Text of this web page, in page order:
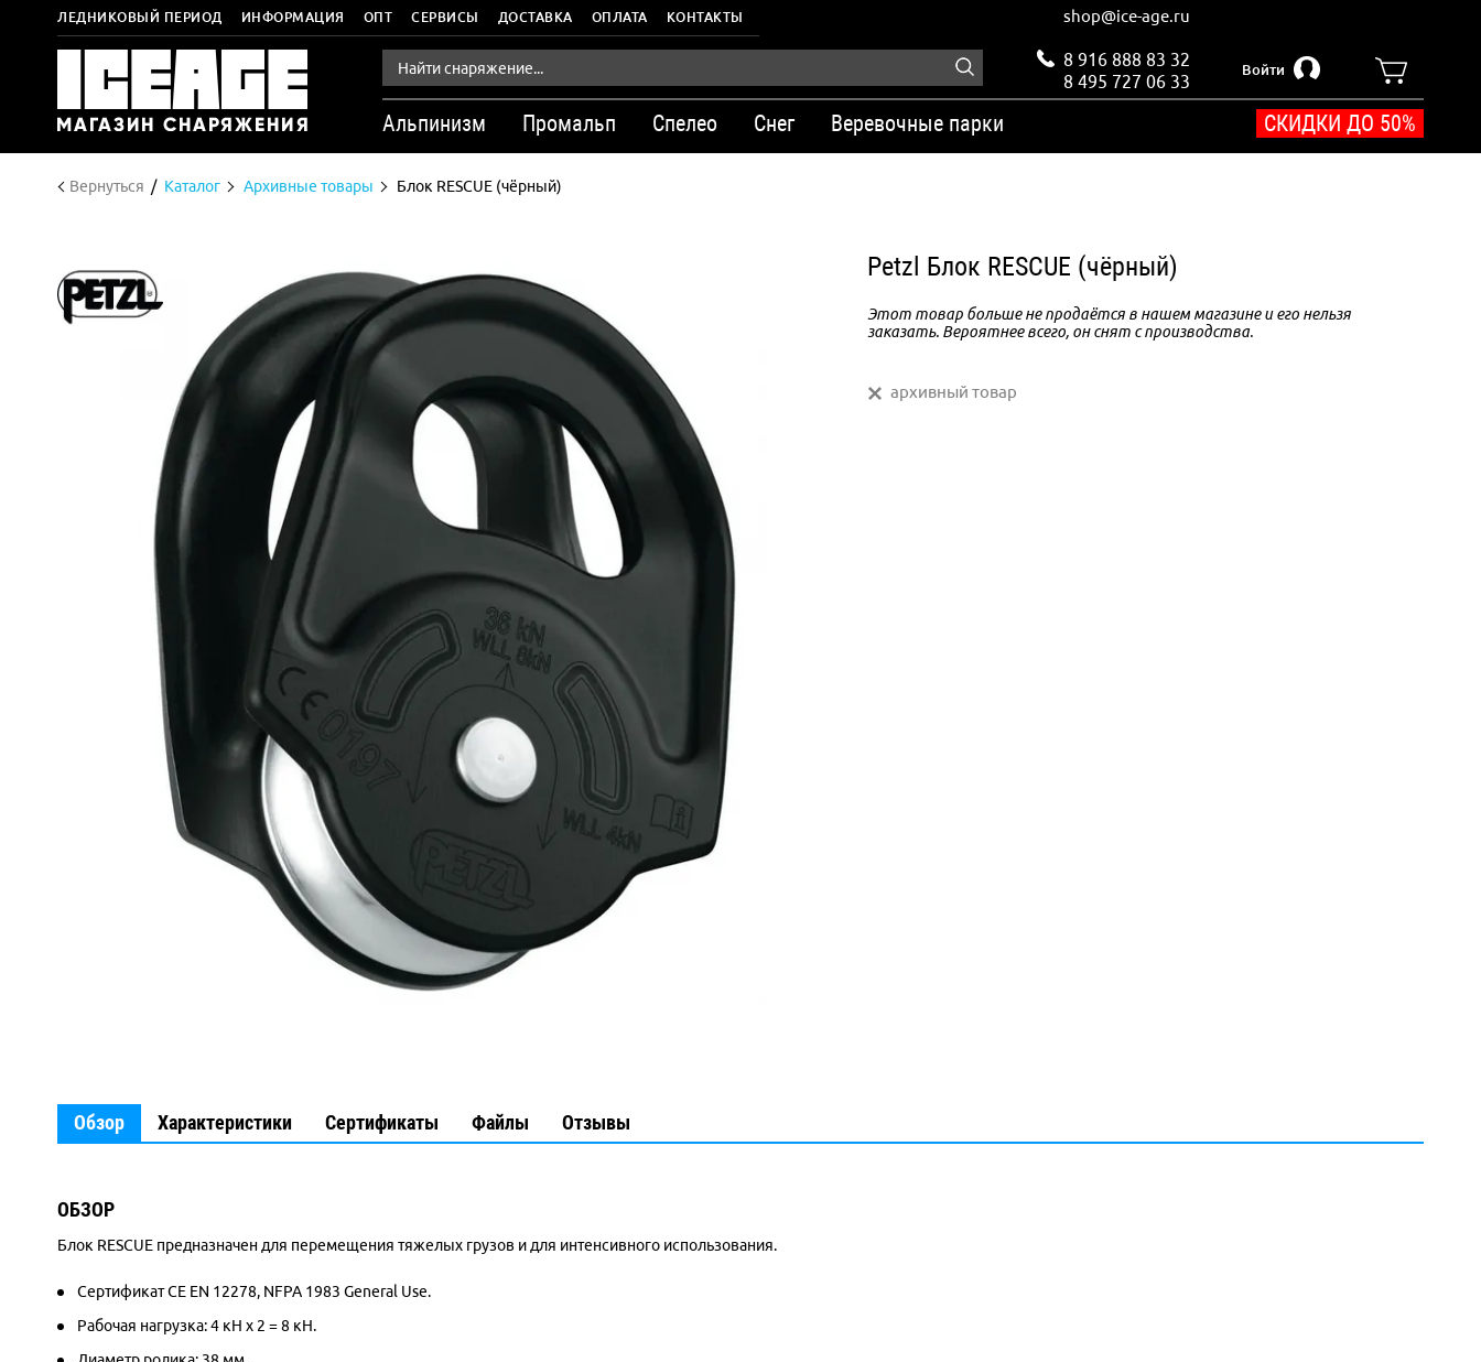
ЛЕДНИКОВЫЙ ПЕРИОД ИНФОРМАЦИЯ ОПТ СЕРВИСЫ ДОСТАВКА ОПЛАТА КОНТАКТЫ shop@ice-age.ru
8 916 888 83 32
8 495 727 06 33
Войти
Альпинизм Промальп Спелео Снег Веревочные парки СКИДКИ ДО 50%
Вернуться Каталог Архивные товары Блок RESCUE (чёрный)
Petzl Блок RESCUE (чёрный)
Этот товар больше не продаётся в нашем магазине и его нельзя
заказать. Вероятнее всего, он снят с производства.
архивный товар
Обзор Характеристики Сертификаты Файлы Отзывы
ОБЗОР
Блок RESCUE предназначен для перемещения тяжелых грузов и для интенсивного использования.
Сертификат CE EN 12278, NFPA 1983 General Use.
Рабочая нагрузка: 4 кН х 2 = 8 кН.